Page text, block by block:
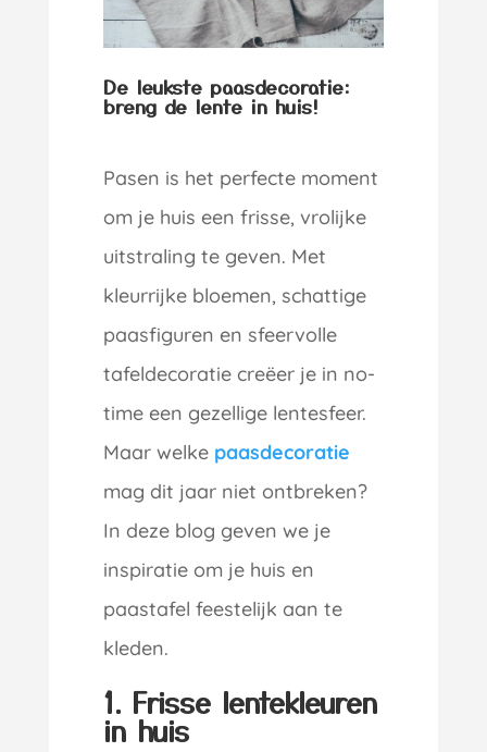
De leukste paasdecoratie:
breng de lente in huis!
Pasen is het perfecte moment
om je huis een frisse, vrolijke
uitstraling te geven. Met
kleurrijke bloemen, schattige
paasfiguren en sfeervolle
tafeldecoratie creëer je in no-
time een gezellige lentesfeer.
Maar welke paasdecoratie
mag dit jaar niet ontbreken?
In deze blog geven we je
inspiratie om je huis en
paastafel feestelijk aan te
kleden.
1. Frisse lentekleuren
in huis